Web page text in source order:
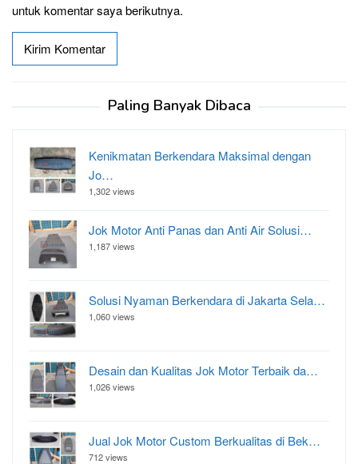
untuk komentar saya berikutnya.
Paling Banyak Dibaca
Kenikmatan Berkendara Maksimal dengan
Jo…
1,302 views
Jok Motor Anti Panas dan Anti Air Solusi…
1,187 views
Solusi Nyaman Berkendara di Jakarta Sela…
1,060 views
Desain dan Kualitas Jok Motor Terbaik da…
1,026 views
Jual Jok Motor Custom Berkualitas di Bek…
712 views